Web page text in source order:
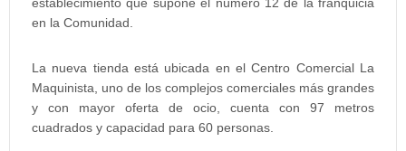
establecimiento que supone el número 12 de la franquicia
en la Comunidad.
La nueva tienda está ubicada en el Centro Comercial La
Maquinista, uno de los complejos comerciales más grandes
y con mayor oferta de ocio, cuenta con 97 metros
cuadrados y capacidad para 60 personas.